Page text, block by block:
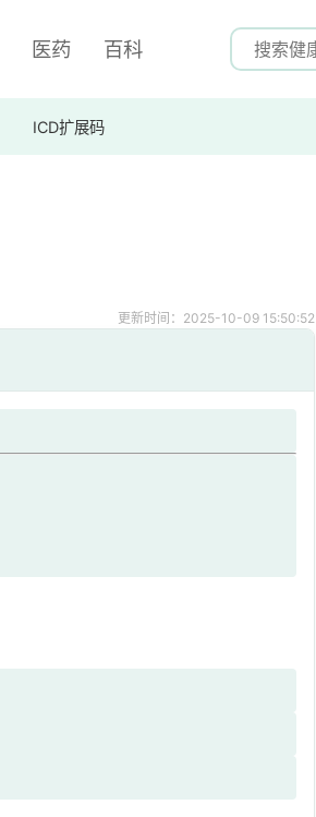
医药 百科
ICD扩展码
更新时间：2025-10-09 15:50:52